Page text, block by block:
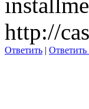
http://
Ответить | Ответить